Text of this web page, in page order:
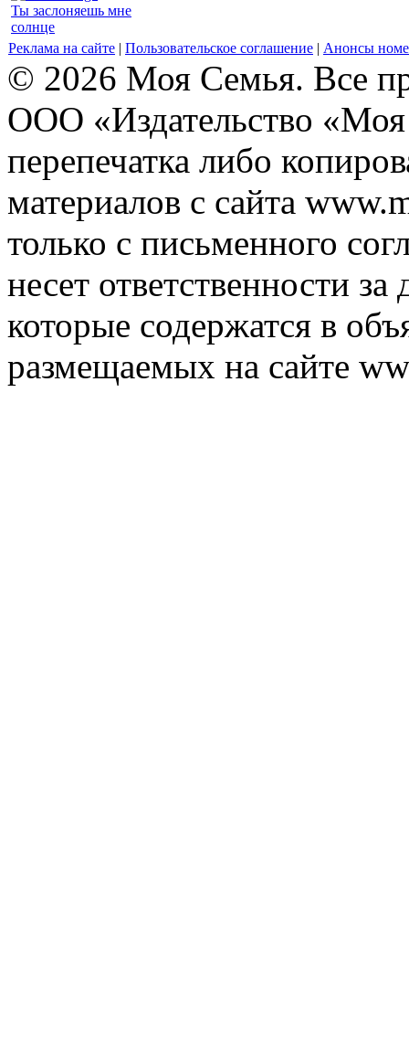
Ты заслоняешь мне
солнце
Реклама на сайте | Пользовательское соглашение | Анонсы
© 2026 Моя Семья. Все
ООО «Издательство
перепечатка либо
материалов с сайта
только с письменного
несет ответственности
которые содержатся в
размещаемых на сайте